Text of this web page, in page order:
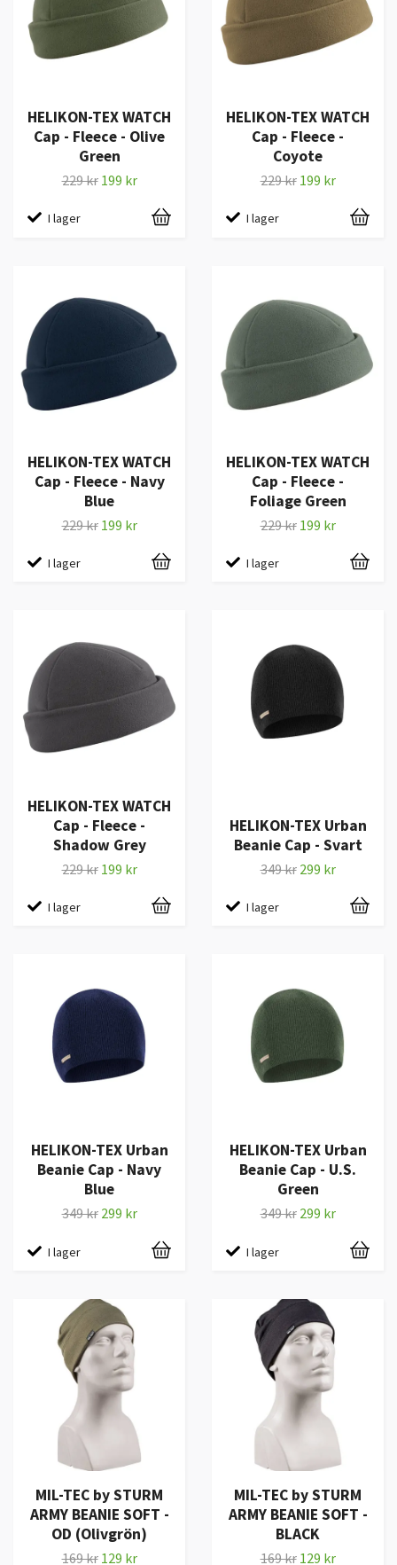
HELIKON-TEX WATCH
Cap - Fleece - Olive
Green
229 kr 199 kr
I lager
HELIKON-TEX WATCH
Cap - Fleece -
Coyote
229 kr 199 kr
I lager
HELIKON-TEX WATCH
Cap - Fleece - Navy
Blue
229 kr 199 kr
I lager
HELIKON-TEX WATCH
Cap - Fleece -
Foliage Green
229 kr 199 kr
I lager
HELIKON-TEX WATCH
Cap - Fleece -
Shadow Grey
229 kr 199 kr
I lager
HELIKON-TEX Urban
Beanie Cap - Svart
349 kr 299 kr
I lager
HELIKON-TEX Urban
Beanie Cap - Navy
Blue
349 kr 299 kr
I lager
HELIKON-TEX Urban
Beanie Cap - U.S.
Green
349 kr 299 kr
I lager
MIL-TEC by STURM
ARMY BEANIE SOFT -
OD (Olivgrön)
169 kr 129 kr
MIL-TEC by STURM
ARMY BEANIE SOFT -
BLACK
169 kr 129 kr